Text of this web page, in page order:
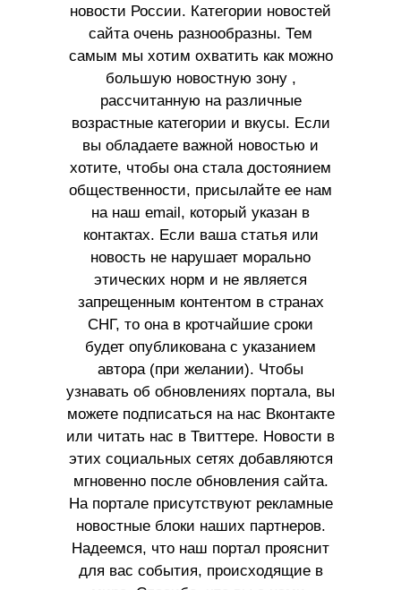
новости России. Категории новостей
сайта очень разнообразны. Тем
самым мы хотим охватить как можно
большую новостную зону ,
рассчитанную на различные
возрастные категории и вкусы. Если
вы обладаете важной новостью и
хотите, чтобы она стала достоянием
общественности, присылайте ее нам
на наш email, который указан в
контактах. Если ваша статья или
новость не нарушает морально
этических норм и не является
запрещенным контентом в странах
СНГ, то она в кротчайшие сроки
будет опубликована с указанием
автора (при желании). Чтобы
узнавать об обновлениях портала, вы
можете подписаться на нас Вконтакте
или читать нас в Твиттере. Новости в
этих социальных сетях добавляются
мгновенно после обновления сайта.
На портале присутствуют рекламные
новостные блоки наших партнеров.
Надеемся, что наш портал прояснит
для вас события, происходящие в